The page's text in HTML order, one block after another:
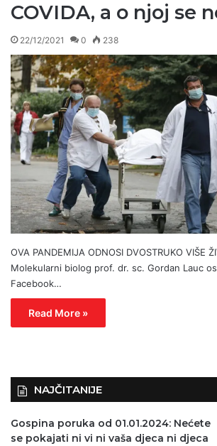
COVIDA, a o njoj se
22/12/2021 0 238
OVA PANDEMIJA ODNOSI DVOSTRUKO VIŠE
Molekularni biolog prof. dr. sc. Gordan Lauc
Facebook…
Read More »
NAJČITANIJE
Gospina poruka od 01.01.2024: Nećete
se pokajati ni vi ni vaša djeca ni djeca